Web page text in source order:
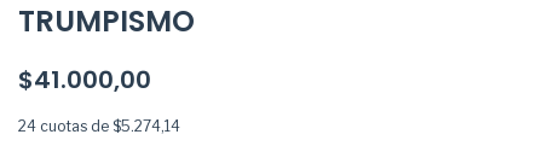
TRUMPISMO
$41.000,00
24 cuotas de $5.274,14